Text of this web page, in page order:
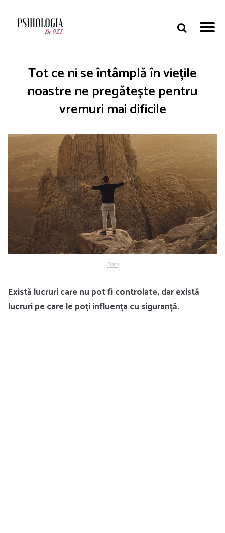
Tot ce ni se întâmplă în viețile
noastre ne pregătește pentru
vremuri mai dificile
Foto
Există lucruri care nu pot fi controlate, dar există
lucruri pe care le poți influența cu siguranță.